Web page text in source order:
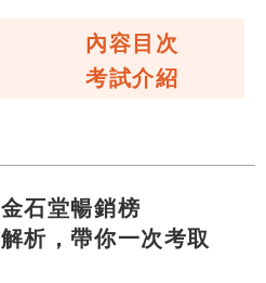
內容目次
考試介紹
石堂暢銷榜
析，帶你一次考取